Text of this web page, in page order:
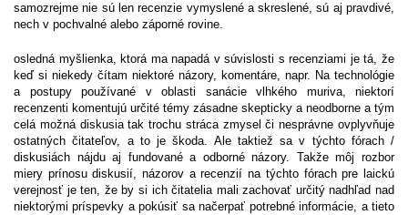
samozrejme nie sú len recenzie vymyslené a skreslené, sú aj pravdivé,
nech v pochvalné alebo záporné rovine.
osledná myšlienka, ktorá ma napadá v súvislosti s recenziami je tá, že
keď si niekedy čítam niektoré názory, komentáre, napr. Na technológie
a postupy používané v oblasti sanácie vlhkého muriva, niektorí
recenzenti komentujú určité témy zásadne skepticky a neodborne a tým
celá možná diskusia tak trochu stráca zmysel či nesprávne ovplyvňuje
ostatných čitateľov, a to je škoda. Ale taktiež sa v týchto fórach /
diskusiách nájdu aj fundované a odborné názory. Takže môj rozbor
miery prínosu diskusií, názorov a recenzií na týchto fórach pre laickú
verejnosť je ten, že by si ich čitatelia mali zachovať určitý nadhľad nad
niektorými príspevky a pokúsiť sa načerpať potrebné informácie, a tieto